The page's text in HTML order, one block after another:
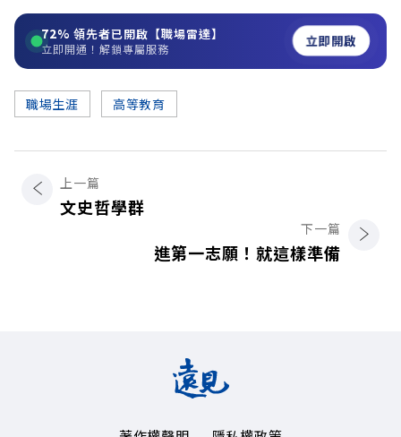
72% 領先者已開啟【職場雷達】
立即開通！解鎖專屬服務 立即開啟
職場生涯 高等教育
上一篇
文史哲學群
下一篇
進第一志願！就這樣準備